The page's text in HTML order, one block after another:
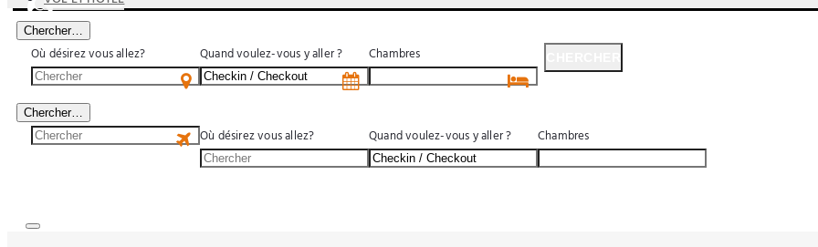
US$
Chercher…
Où désirez vous allez? Quand voulez-vous y aller ? Chambres
Chercher…
Où désirez vous allez? Quand voulez-vous y aller ? Chambres